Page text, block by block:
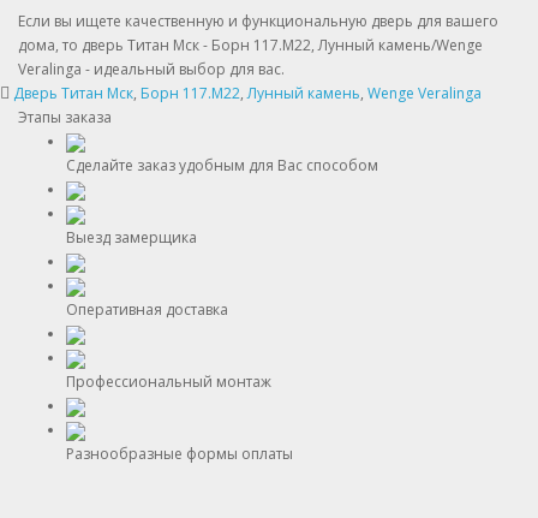
Если вы ищете качественную и функциональную дверь для вашего
дома, то дверь Титан Мск - Борн 117.М22, Лунный камень/Wenge
Veralinga - идеальный выбор для вас.
Дверь Титан Мск, Борн 117.М22,Лунный камень, Wenge Veralinga
Этапы заказа
Сделайте заказ удобным для Вас способом
Выезд замерщика
Оперативная доставка
Профессиональный монтаж
Разнообразные формы оплаты